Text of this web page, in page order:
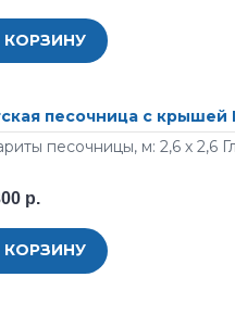
КОРЗИНУ
песочница с крышей
песочницы, м: 2,6 х 2,6
р.
КОРЗИНУ